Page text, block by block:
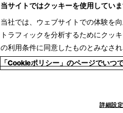
当サイトではクッキーを使用してい
当社では、ウェブサイトでの体験を
トラフィックを分析するためにクッ
の利用条件に同意したものとみなされ
「Cookieポリシー」のページでいつ
詳細設定